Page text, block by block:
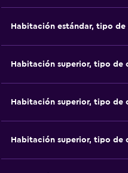
Habitación estándar, tipo
Habitación superior, tipo de
Habitación superior, tipo de
Habitación superior, tipo de